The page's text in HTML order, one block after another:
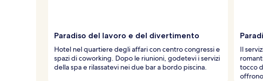
Paradiso del lavoro e del divertimento
Hotel nel quartiere degli affari con centro congressi e
spazi di coworking. Dopo le riunioni, godetevi i servizi
della spa e rilassatevi nei due bar a bordo piscina.
Il
tocco